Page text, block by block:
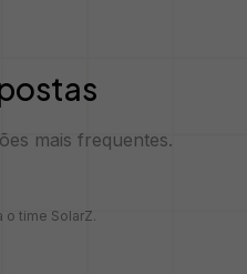
mais frequentes.
o time SolarZ.